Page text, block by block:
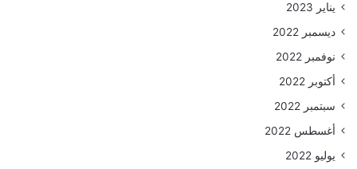
يناير 2023
ديسمبر 2022
نوفمبر 2022
أكتوبر 2022
سبتمبر 2022
أغسطس 2022
يوليو 2022